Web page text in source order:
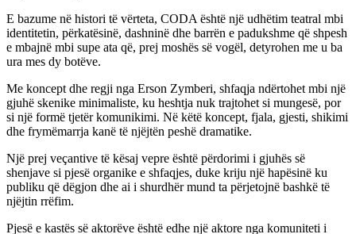
E bazume në histori të vërteta, CODA është një udhëtim teatral mbi
identitetin, përkatësinë, dashninë dhe barrën e padukshme që shpesh
e mbajnë mbi supe ata që, prej moshës së vogël, detyrohen me u ba
ura mes dy botëve.
Me koncept dhe regji nga Erson Zymberi, shfaqja ndërtohet mbi një
gjuhë skenike minimaliste, ku heshtja nuk trajtohet si mungesë, por
si një formë tjetër komunikimi. Në këtë koncept, fjala, gjesti, shikimi
dhe frymëmarrja kanë të njëjtën peshë dramatike.
Një prej veçantive të kësaj vepre është përdorimi i gjuhës së
shenjave si pjesë organike e shfaqjes, duke kriju një hapësinë ku
publiku që dëgjon dhe ai i shurdhër mund ta përjetojnë bashkë të
njëjtin rrëfim.
Pjesë e kastës së aktorëve është edhe një aktore nga komuniteti i